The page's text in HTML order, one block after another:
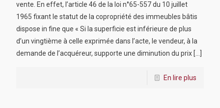
vente. En effet, l’article 46 de la loi n°65-557 du 10 juillet
1965 fixant le statut de la copropriété des immeubles bâtis
dispose in fine que « Si la superficie est inférieure de plus
d’un vingtième à celle exprimée dans l’acte, le vendeur, à la
demande de l’acquéreur, supporte une diminution du prix […]
En lire plus